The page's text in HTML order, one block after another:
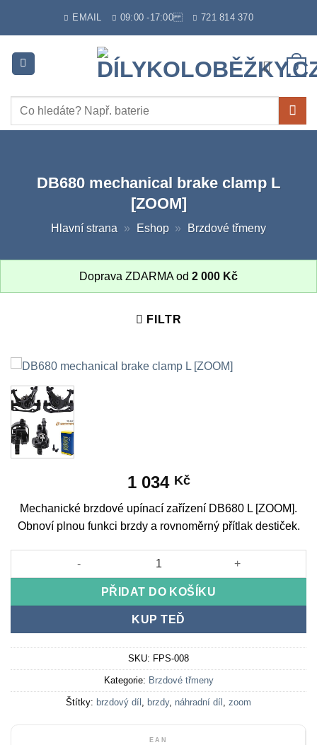
EMAIL 09:00 -17:00 721 814 370
0
Hledat:
DB680 mechanical brake clamp L
[ZOOM]
Hlavní strana » Eshop » Brzdové třmeny
Doprava ZDARMA od 2 000 Kč
FILTR
1 034 Kč
Mechanické brzdové upínací zařízení DB680 L [ZOOM].
Obnoví plnou funkci brzdy a rovnoměrný přítlak destiček.
DB680 mechanical brake clamp L [ZOOM] množství
PŘIDAT DO KOŠÍKU
KUP TEĎ
SKU: FPS-008
Kategorie: Brzdové třmeny
Štítky: brzdový díl , brzdy, náhradní díl , zoom
EAN